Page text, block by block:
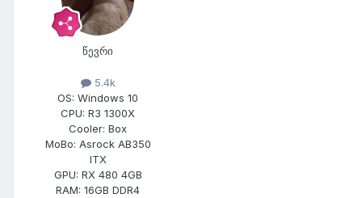
წევრი
5.4k
OS: Windows 10
CPU: R3 1300X
Cooler: Box
MoBo: Asrock AB350
ITX
GPU: RX 480 4GB
RAM: 16GB DDR4